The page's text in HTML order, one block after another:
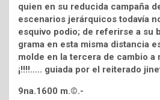
quien en su reducida campaña
escenarios jerárquicos todavía
esquivo podio; de referirse a su
grama en esta misma distancia es
molde en la tercera de cambio a
¡!!!!….. guiada por el reiterado
9na.1600 m.©.-